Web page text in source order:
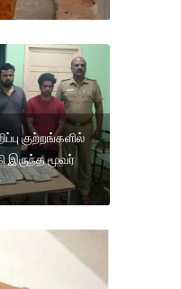
குற்றங்களில்
இருந்த மூவர்